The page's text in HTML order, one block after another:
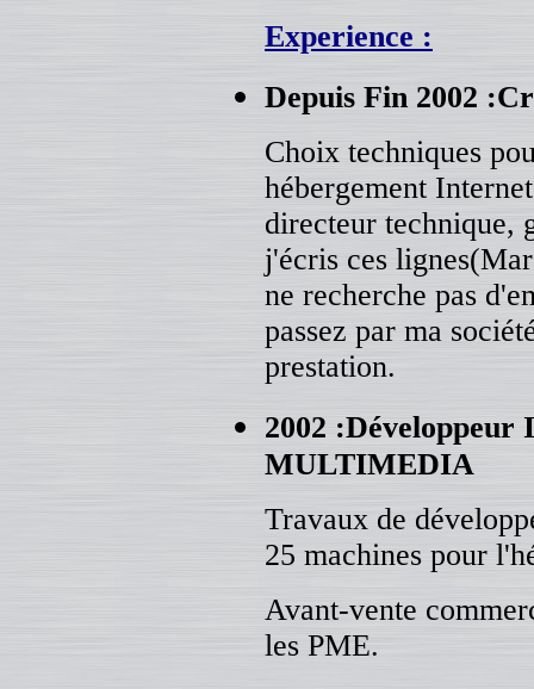
Experience :
Depuis Fin 2002
Choix techniques
hébergement
directeur technique,
j'écris ces
ne recherche pas
passez par ma
prestation.
2002 :Développeur
MULTIMEDIA
Travaux de
25 machines pour
Avant-vente
les PME.